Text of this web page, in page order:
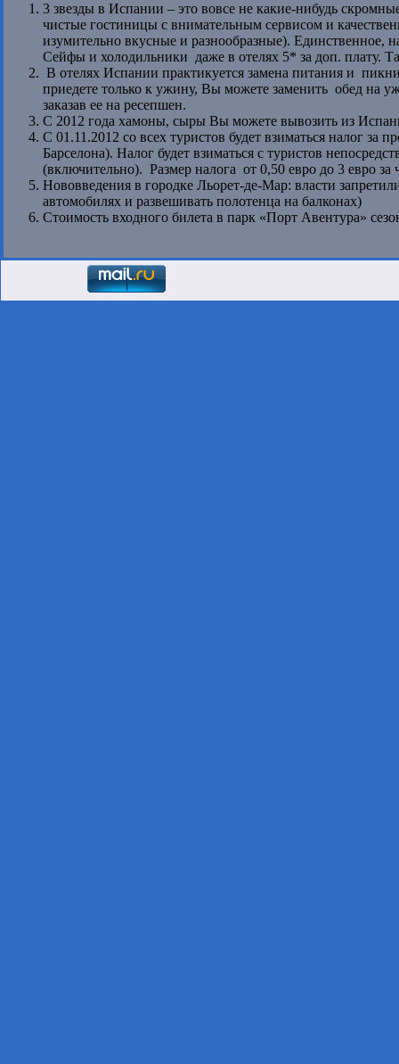
3 звезды в Испании – это вовсе не какие-нибудь
чистые гостиницы с внимательным сервисом и
изумительно вкусные и разнообразные). Единственное,
Сейфы и холодильники даже в отелях 5* за доп. плату.
В отелях Испании практикуется замена питания и
приедете только к ужину, Вы можете заменить обед на
заказав ее на ресепшен.
С 2012 года хамоны, сыры Вы можете вывозить из
C 01.11.2012 со всех туристов будет взиматься налог
Барселона). Налог будет взиматься с туристов
(включительно). Размер налога от 0,50 евро до 3 евро за
Нововведения в городке Льорет-де-Мар: власти
автомобилях и развешивать полотенца на балконах)
Стоимость входного билета в парк «Порт Авентура»